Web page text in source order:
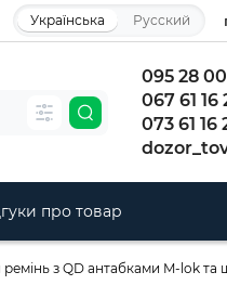
Українська Русский
095 28
067 61 16
073 61 16
про товар
з QD антабками M-lok